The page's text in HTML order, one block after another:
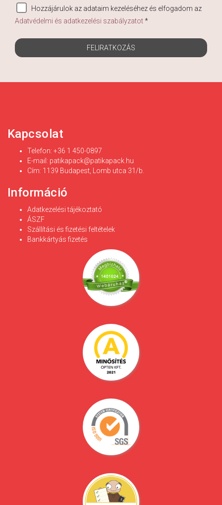
Hozzájárulok az adataim kezeléséhez és elfogadom az
Adatvédelmi és adatkezelési szabályzatot*
FELIRATKOZÁS
Kapcsolat
Telefon: +36 1 450-0897
E-mail: patikapack@patikapack.hu
Cím: 1139 Budapest, Lomb utca 31/b.
Információ
Adatkezelési tájékoztató
ÁSZF
Szállítási és fizetési feltételek
Bankkártyás fizetés